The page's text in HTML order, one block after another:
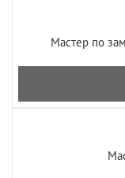
Мастер по